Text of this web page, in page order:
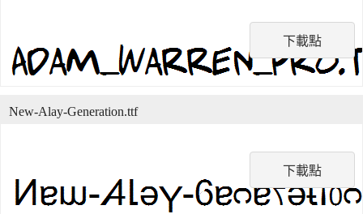
下載點
下載點
New-Alay-Generation.ttf